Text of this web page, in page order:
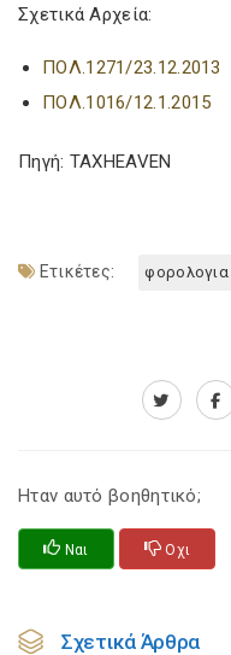
Σχετικά Αρχεία:
ΠΟΛ.1271/23.12.2013
ΠΟΛ.1016/12.1.2015
Πηγή: TAXHEAVEN
Ετικέτες:
Ηταν αυτό βοηθητικό;
Ναι Οχι
Σχετικά Άρθρα